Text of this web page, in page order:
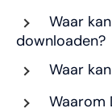
Waar
downloaden?
Waar
Waarom